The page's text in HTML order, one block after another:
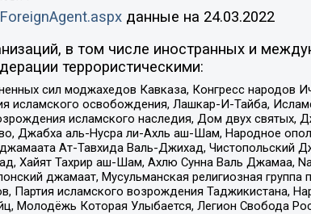
данные на 24.03.2022
в том числе иностранных и
террористическими:
сил моджахедов Кавказа, Конгресс народов
исламского освобождения, Лашкар-И-Тайба,
исламского наследия, Дом двух
Джабха аль-Нусра ли-Ахль аш-Шам, Народное
Ат-Тавхида Валь-Джихад, Чистопольский
Хайят Тахрир аш-Шам, Ахлю Сунна Валь Джамаа,
джамаат, Мусульманская религиозная
Партия исламского возрождения Таджикистана,
Молодёжь Которая Улыбается, Легион Свобода